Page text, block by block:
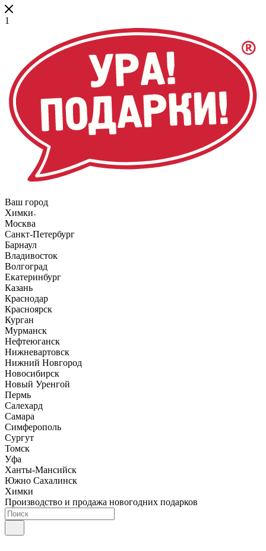
1
Ваш город
Химки
Москва
Санкт-Петербург
Барнаул
Владивосток
Волгоград
Екатеринбург
Казань
Краснодар
Красноярск
Курган
Мурманск
Нефтеюганск
Нижневартовск
Нижний Новгород
Новосибирск
Новый Уренгой
Пермь
Салехард
Самара
Симферополь
Сургут
Томск
Уфа
Ханты-Мансийск
Южно Сахалинск
Химки
Производство и продажа новогодних подарков